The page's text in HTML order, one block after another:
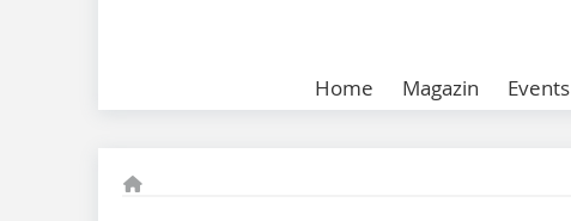
Home Magazin Events